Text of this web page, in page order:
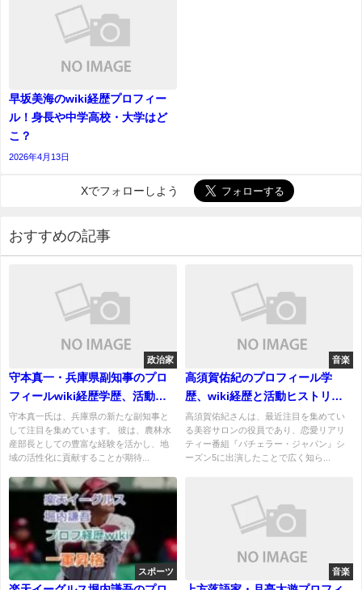
早坂美海のwiki経歴プロフィー
ル！身長や中学高校・大学はど
こ？
2026年4月13日
Xでフォローしよう
おすすめの記事
政治家
守本真一・兵庫県副知事のプロ
フィールwiki経歴学歴、活動や
人物像｜妻と子供についても
守本真一氏は、兵庫県の新たな副知事と
して注目を集めています。 彼は、農林水
産部長としての豊富な経験を活かし、地
域の活性化に貢献することが期待...
音楽
高須賀佑紀のプロフィール学
歴、wiki経歴と活動ヒストリ
ー！結婚してる？
高須賀佑紀さんは、最近注目を集めてい
る美容サロンの役員であり、恋愛リアリ
ティー番組『バチェラー・ジャパン』シ
ーズン5に出演したことで広く知ら...
スポーツ 音楽